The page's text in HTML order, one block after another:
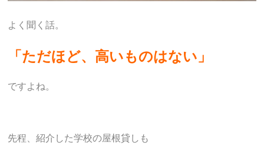
よく聞く話。
「ただほど、高いものはない」
ですよね。
先程、紹介した学校の屋根貸しも